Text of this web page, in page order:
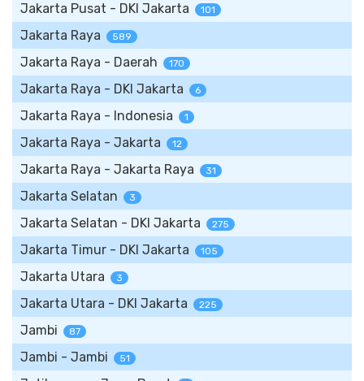
Jakarta Pusat - DKI Jakarta 101
Jakarta Raya 589
Jakarta Raya - Daerah 170
Jakarta Raya - DKI Jakarta 6
Jakarta Raya - Indonesia 1
Jakarta Raya - Jakarta 12
Jakarta Raya - Jakarta Raya 31
Jakarta Selatan 3
Jakarta Selatan - DKI Jakarta 275
Jakarta Timur - DKI Jakarta 105
Jakarta Utara 3
Jakarta Utara - DKI Jakarta 225
Jambi 87
Jambi - Jambi 51